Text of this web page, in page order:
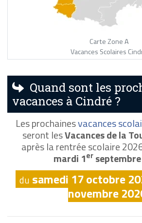
Carte Zone A
Vacances Scolaires
Quand sont les
vacances à Cindré ?
Les prochainesvacances
seront lesVacances de la
après la rentrée scolaire
mardi 1er
du samedi 17 octobre
novembre